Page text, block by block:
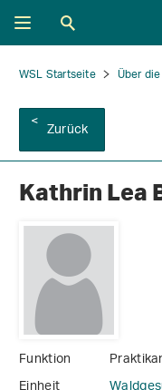
WSL Startseite Über
Zurück
Kathrin Lea
Funktion